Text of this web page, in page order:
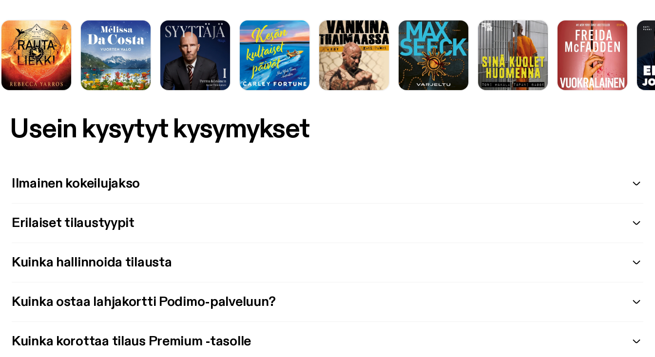
Usein kysytyt kysymykset
Ilmainen kokeilujakso
Erilaiset tilaustyypit
Kuinka hallinnoida tilausta
Kuinka ostaa lahjakortti Podimo-palveluun?
Kuinka korottaa tilaus Premium -tasolle